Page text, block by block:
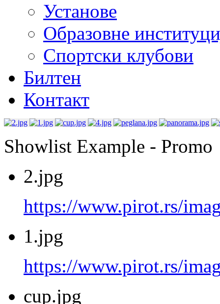
Установе
Образовне
Спортски клубови
Билтен
Контакт
Showlist Example - Promo
2.jpg
https://www.pirot.rs/
1.jpg
https://www.pirot.rs/
cup.jpg